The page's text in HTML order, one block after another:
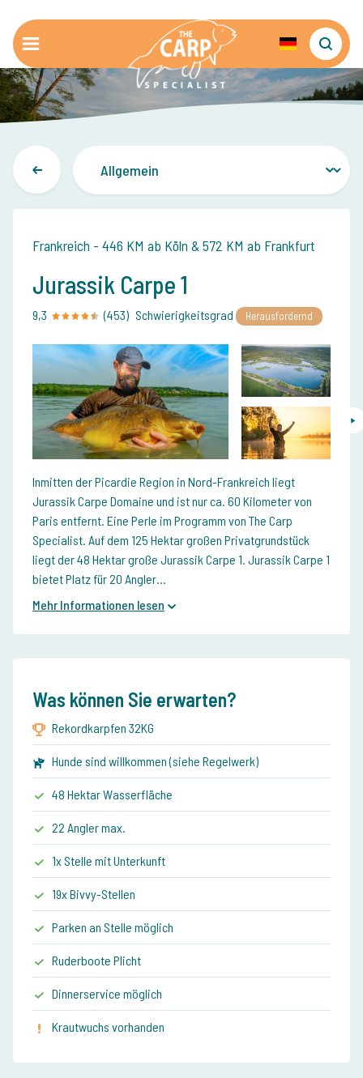
Frankreich - 446 KM ab Köln & 572 KM ab Frankfurt
Jurassik Carpe 1
9,3 (453) Schwierigkeitsgrad Herausfordernd
Inmitten der Picardie Region in Nord-Frankreich liegt
Jurassik Carpe Domaine und ist nur ca. 60 Kilometer von
Paris entfernt. Eine Perle im Programm von The Carp
Specialist. Auf dem 125 Hektar großen Privatgrundstück
liegt der 48 Hektar große Jurassik Carpe 1. Jurassik Carpe 1
bietet Platz für 20 Angler...
Mehr Informationen lesen
Was können Sie erwarten?
Rekordkarpfen 32KG
Hunde sind willkommen (siehe Regelwerk)
48 Hektar Wasserfläche
22 Angler max.
1x Stelle mit Unterkunft
19x Bivvy-Stellen
Parken an Stelle möglich
Ruderboote Plicht
Dinnerservice möglich
Krautwuchs vorhanden